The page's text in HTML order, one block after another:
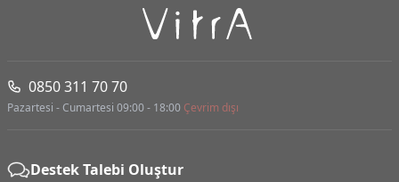
0850 311 70 70
Pazartesi - Cumartesi 09:00 - 18:00 Çevrim dışı
Destek Talebi Oluştur